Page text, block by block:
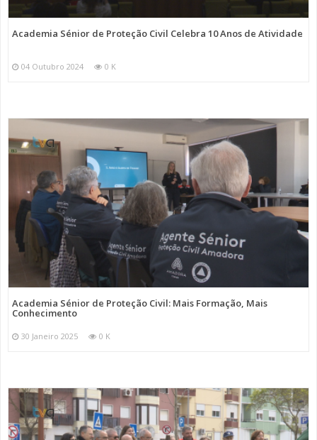
Academia Sénior de Proteção Civil Celebra 10 Anos de Atividade
04 Outubro 2024 0 K
Academia Sénior de Proteção Civil: Mais Formação, Mais
Conhecimento
30 Janeiro 2025 0 K